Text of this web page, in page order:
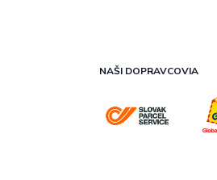
NAŠI DOPRAVCOVIA